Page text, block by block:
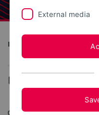
Institut für
07/18/2025
External media